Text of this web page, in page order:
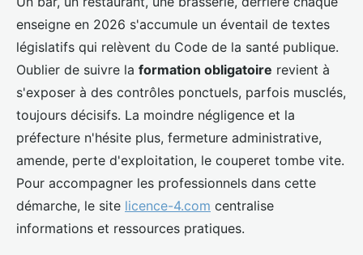
enseigne en 2026 s'accumule un éventail de textes
législatifs qui relèvent du Code de la santé publique.
Oublier de suivre la formation obligatoire revient à
s'exposer à des contrôles ponctuels, parfois musclés,
toujours décisifs. La moindre négligence et la
préfecture n'hésite plus, fermeture administrative,
amende, perte d'exploitation, le couperet tombe vite.
Pour accompagner les professionnels dans cette
démarche, le site licence-4.com centralise
informations et ressources pratiques.